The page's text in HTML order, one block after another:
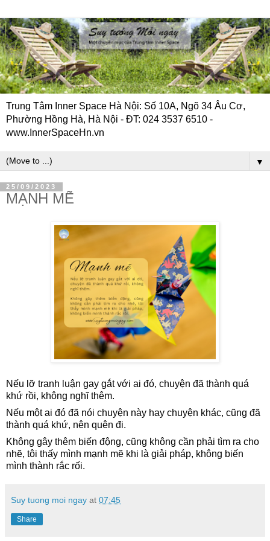
Trung Tâm Inner Space Hà Nội: Số 10A, Ngõ 34 Âu Cơ,
Phường Hồng Hà, Hà Nội - ĐT: 024 3537 6510 -
www.InnerSpaceHn.vn
▼
25/09/2023
MẠNH MẼ
Nếu lỡ tranh luận gay gắt với ai đó, chuyện đã thành quá
khứ rồi, không nghĩ thêm.
Nếu một ai đó đã nói chuyện này hay chuyện khác, cũng đã
thành quá khứ, nên quên đi.
Không gây thêm biến động, cũng không cần phải tìm ra cho
nhẽ, tôi thấy mình mạnh mẽ khi là giải pháp, không biến
mình thành rắc rối.
Suy tuong moi ngay at 07:45
Share